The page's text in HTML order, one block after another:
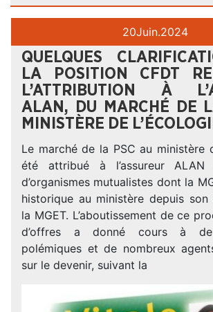
20Juin.2024
QUELQUES
LA POSITION CFDT
L’ATTRIBUTION À
ALAN, DU MARCHÉ DE
MINISTÈRE DE
Le marché de la PSC au ministère
été attribué à l’assureur ALAN
d’organismes mutualistes dont la
historique au ministère depuis
la MGET. L’aboutissement de ce
d’offres a donné cours à de
polémiques et de nombreux
sur le devenir, suivant la